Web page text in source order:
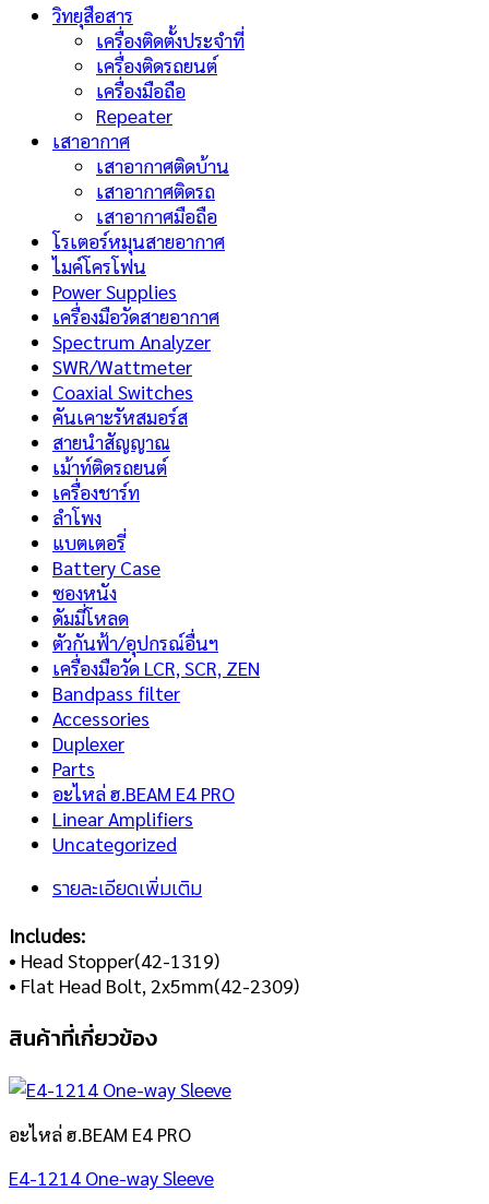
วิทยุสือสาร
เครื่องติดตั้งประจำที่
เครื่องติดรถยนต์
เครื่องมือถือ
Repeater
เสาอากาศ
เสาอากาศติดบ้าน
เสาอากาศติดรถ
เสาอากาศมือถือ
โรเตอร์หมุนสายอากาศ
ไมค์โครโฟน
Power Supplies
เครื่องมือวัดสายอากาศ
Spectrum Analyzer
SWR/Wattmeter
Coaxial Switches
คันเคาะรัหสมอร์ส
สายนำสัญญาณ
เม้าท์ติดรถยนต์
เครื่องชาร์ท
ลำโพง
แบตเตอรี่
Battery Case
ซองหนัง
ดัมมี่โหลด
ตัวกันฟ้า/อุปกรณ์อื่นฯ
เครื่องมือวัด LCR, SCR, ZEN
Bandpass filter
Accessories
Duplexer
Parts
อะไหล่ ฮ.BEAM E4 PRO
Linear Amplifiers
Uncategorized
รายละเอียดเพิ่มเติม
Includes:
• Head Stopper(42-1319)
• Flat Head Bolt, 2x5mm(42-2309)
สินค้าที่เกี่ยวข้อง
อะไหล่ ฮ.BEAM E4 PRO
E4-1214 One-way Sleeve